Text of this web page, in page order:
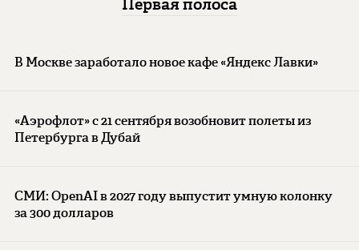
В Москве заработало новое кафе «Яндекс Лавки»
«Аэрофлот» с 21 сентября возобновит полеты из
Петербурга в Дубай
СМИ: OpenAI в 2027 году выпустит умную колонку
за 300 долларов